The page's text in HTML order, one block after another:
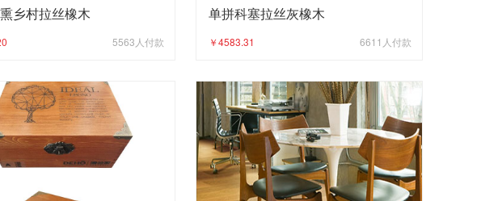
乡村拉丝橡木
5563 人付款
单拼科塞拉丝灰橡木
￥4583.31 6611 人付款